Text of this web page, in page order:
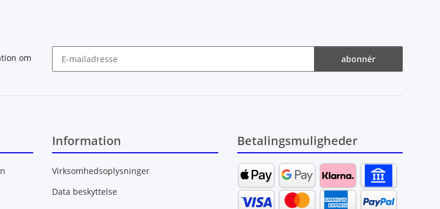
om
abonnér
Information
Virksomhedsoplysninger
Data beskyttelse
Betalingsmuligheder